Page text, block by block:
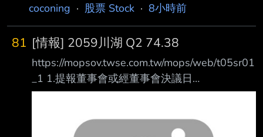
coconing · 股票 Stock · 8小時前
81 [情報] 2059川湖 Q2 74.38
https://mopsov.twse.com.tw/mops/web/t05sr01
_1 1.提報董事會或經董事會決議日
期:115/08/06 2.審計委員會通過日期:115/08/06